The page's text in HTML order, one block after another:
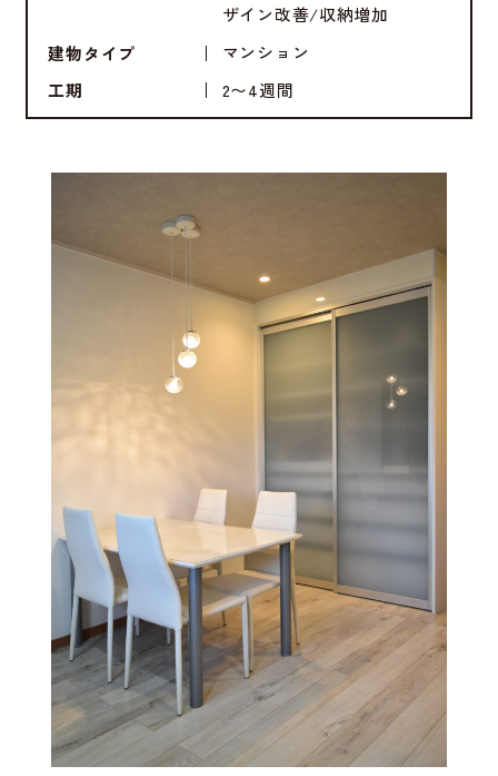
ザイン改善 収納増加
建物タイプ
マンション
工期
2〜4週間